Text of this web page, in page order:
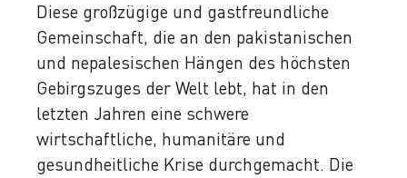
Diese großzügige und gastfreundliche
Gemeinschaft, die an den pakistanischen
und nepalesischen Hängen des höchsten
Gebirgszuges der Welt lebt, hat in den
letzten Jahren eine schwere
wirtschaftliche, humanitäre und
gesundheitliche Krise durchgemacht. Die